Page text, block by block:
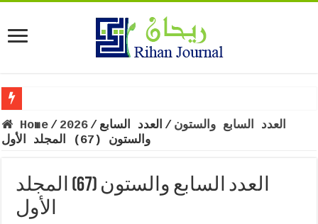
Home / 2026 / العدد السابع والستون / العدد السابع
والستون (67) المجلد الأول
العدد السابع والستون (67) المجلد
الأول